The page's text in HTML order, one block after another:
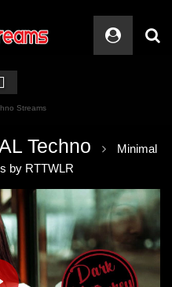
Streams
Techno
Minimal
by RTTWLR